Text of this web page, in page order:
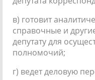
в) готовит
справочные и
депутату для
полномочий;
г) ведет деловую